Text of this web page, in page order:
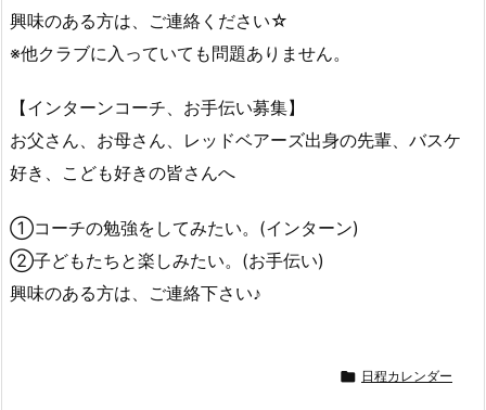
興味のある方は、ご連絡ください☆
※他クラブに入っていても問題ありません。
【インターンコーチ、お手伝い募集】
お父さん、お母さん、レッドベアーズ出身の先輩、バスケ
好き、こども好きの皆さんへ
①コーチの勉強をしてみたい。(インターン)
②子どもたちと楽しみたい。(お手伝い)
興味のある方は、ご連絡下さい♪
 日程カレンダー